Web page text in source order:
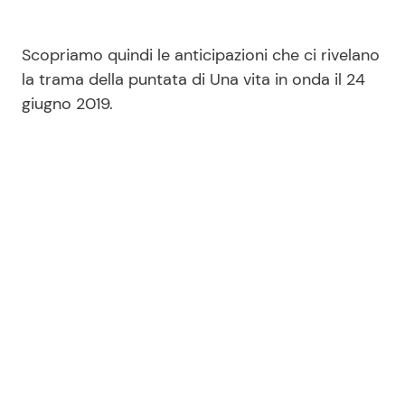
Scopriamo quindi le anticipazioni che ci rivelano
la trama della puntata di Una vita in onda il 24
giugno 2019.